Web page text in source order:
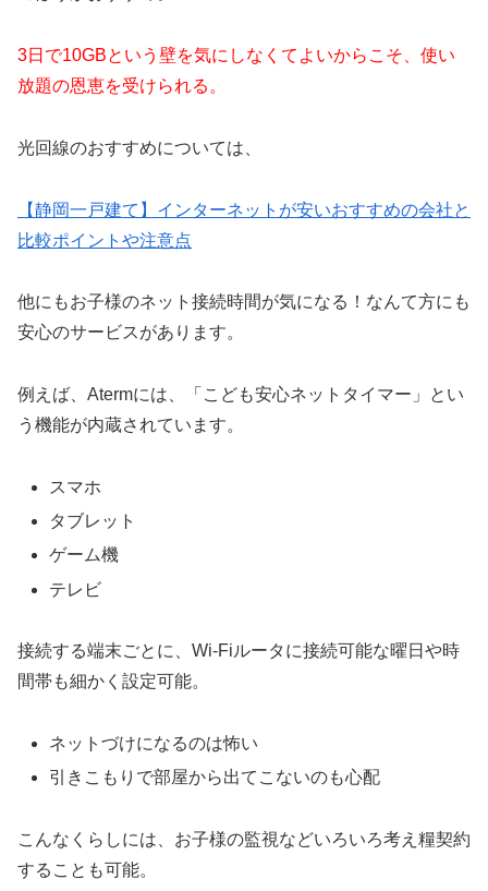
3日で10GBという壁を気にしなくてよいからこそ、使い
放題の恩恵を受けられる。
光回線のおすすめについては、
【静岡一戸建て】インターネットが安いおすすめの会社と
比較ポイントや注意点
他にもお子様のネット接続時間が気になる！なんて方にも
安心のサービスがあります。
例えば、Atermには、「こども安心ネットタイマー」とい
う機能が内蔵されています。
スマホ
タブレット
ゲーム機
テレビ
接続する端末ごとに、Wi-Fiルータに接続可能な曜日や時
間帯も細かく設定可能。
ネットづけになるのは怖い
引きこもりで部屋から出てこないのも心配
こんなくらしには、お子様の監視などいろいろ考え糧契約
することも可能。